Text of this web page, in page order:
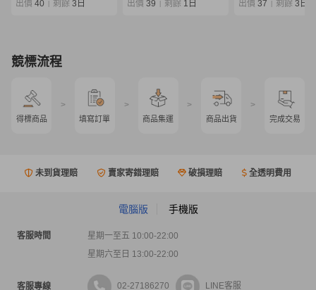
出價 40 剩餘 3日 出價 39 剩餘 1日 出價 37 剩餘 3日
競標流程
得標商品
>
填寫訂單
>
商品集運
>
商品出貨
>
完成交易
未到貨理賠 賣家寄錯理賠 破損理賠 全透明費用
電腦版 手機版
客服時間
星期一至五 10:00-22:00
星期六至日 13:00-22:00
客服專線 02-27186270 LINE客服